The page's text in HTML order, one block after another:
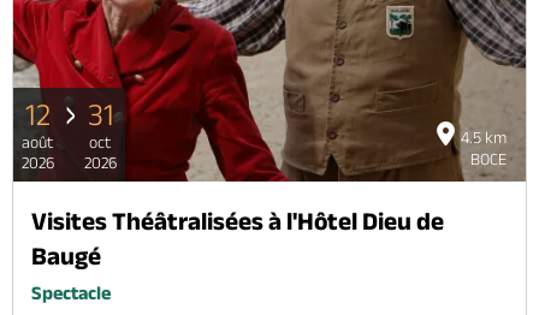
4.5 km
BOCE
12
août
2026
31
oct
2026
Visites Théâtralisées à l'Hôtel Dieu de
Baugé
Spectacle